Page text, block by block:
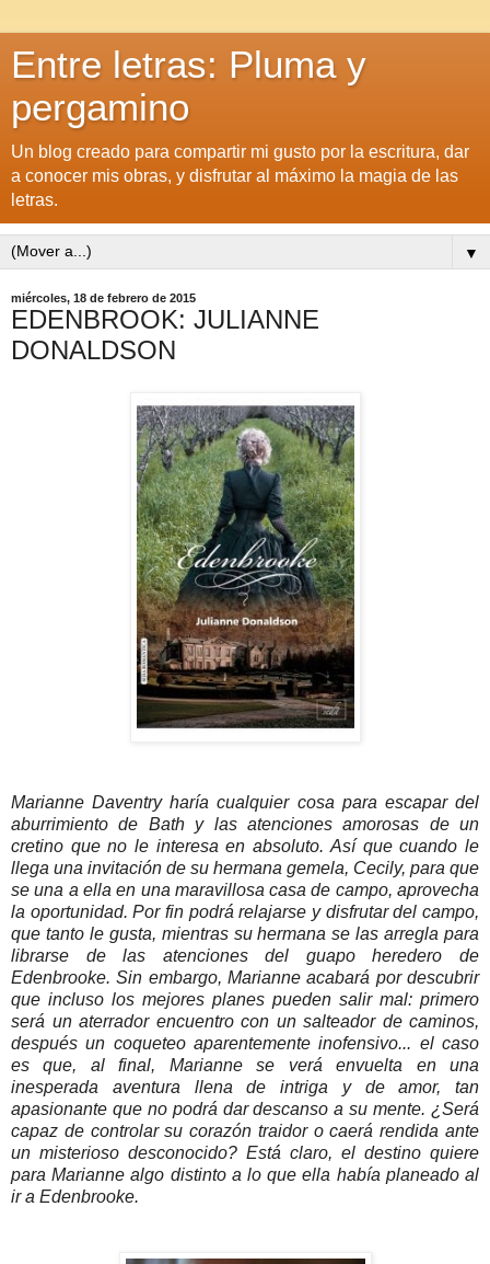
Entre letras: Pluma y
pergamino
Un blog creado para compartir mi gusto por la escritura, dar
a conocer mis obras, y disfrutar al máximo la magia de las
letras.
▼
miércoles, 18 de febrero de 2015
EDENBROOK: JULIANNE
DONALDSON
Marianne Daventry haría cualquier cosa para escapar del
aburrimiento de Bath y las atenciones amorosas de un
cretino que no le interesa en absoluto. Así que cuando le
llega una invitación de su hermana gemela, Cecily, para que
se una a ella en una maravillosa casa de campo, aprovecha
la oportunidad. Por fin podrá relajarse y disfrutar del campo,
que tanto le gusta, mientras su hermana se las arregla para
librarse de las atenciones del guapo heredero de
Edenbrooke. Sin embargo, Marianne acabará por descubrir
que incluso los mejores planes pueden salir mal: primero
será un aterrador encuentro con un salteador de caminos,
después un coqueteo aparentemente inofensivo... el caso
es que, al final, Marianne se verá envuelta en una
inesperada aventura llena de intriga y de amor, tan
apasionante que no podrá dar descanso a su mente. ¿Será
capaz de controlar su corazón traidor o caerá rendida ante
un misterioso desconocido? Está claro, el destino quiere
para Marianne algo distinto a lo que ella había planeado al
ir a Edenbrooke.